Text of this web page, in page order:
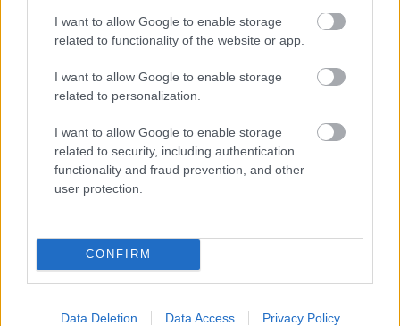
I want to allow Google to enable storage
related to functionality of the website or app.
I want to allow Google to enable storage
related to personalization.
I want to allow Google to enable storage
related to security, including authentication
functionality and fraud prevention, and other
user protection.
CONFIRM
Data Deletion Data Access Privacy Policy